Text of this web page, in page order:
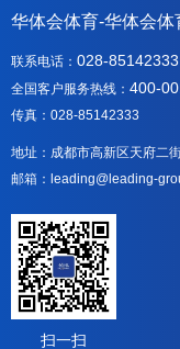
华体会体育-华体会体
联系电话： 028-85142333
全国客户服务热线： 400-
传真：028-85142333
地址：成都市高新区天府二
邮箱：leading@leading-
扫一扫